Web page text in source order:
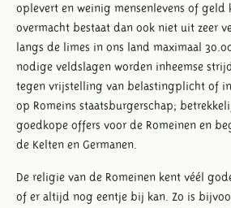
oplevert en weinig mensenlevens of geld
overmacht bestaat dan ook niet uit zeer
langs de limes in ons land maximaal
nodige veldslagen worden inheemse
tegen vrijstelling van belastingplicht of
op Romeins staatsburgerschap;
goedkope offers voor de Romeinen en
de Kelten en Germanen.
De religie van de Romeinen kent véél
of er altijd nog eentje bij kan. Zo is